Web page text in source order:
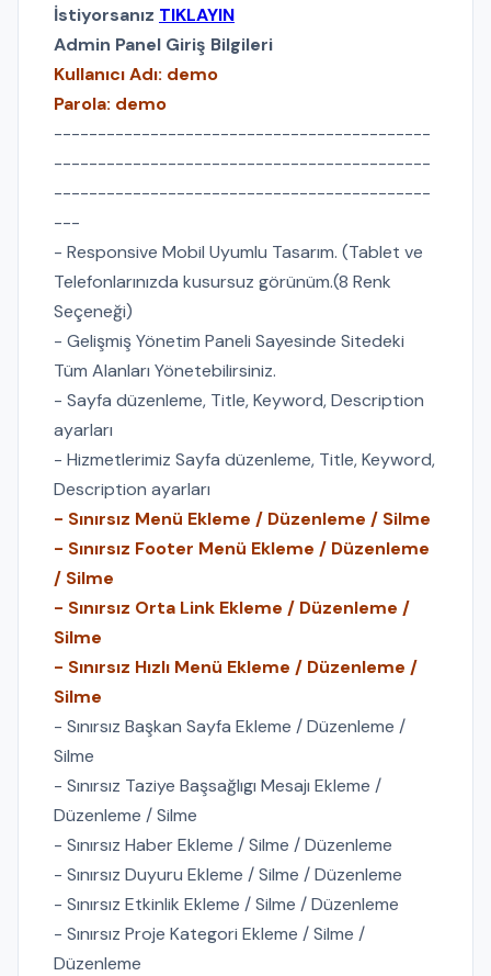
İstiyorsanız TIKLAYIN
Admin Panel Giriş Bilgileri
Kullanıcı Adı: demo
Parola: demo
-------------------------------------------
-------------------------------------------
-------------------------------------------
---
- Responsive Mobil Uyumlu Tasarım. (Tablet ve
Telefonlarınızda kusursuz görünüm.(8 Renk
Seçeneği)
- Gelişmiş Yönetim Paneli Sayesinde Sitedeki
Tüm Alanları Yönetebilirsiniz.
- Sayfa düzenleme, Title, Keyword, Description
ayarları
- Hizmetlerimiz Sayfa düzenleme, Title, Keyword,
Description ayarları
- Sınırsız Menü Ekleme / Düzenleme / Silme
- Sınırsız Footer Menü Ekleme / Düzenleme
/ Silme
- Sınırsız Orta Link Ekleme / Düzenleme /
Silme
- Sınırsız Hızlı Menü Ekleme / Düzenleme /
Silme
- Sınırsız Başkan Sayfa Ekleme / Düzenleme /
Silme
- Sınırsız Taziye Başsağlıgı Mesajı Ekleme /
Düzenleme / Silme
- Sınırsız Haber Ekleme / Silme / Düzenleme
- Sınırsız Duyuru Ekleme / Silme / Düzenleme
- Sınırsız Etkinlik Ekleme / Silme / Düzenleme
- Sınırsız Proje Kategori Ekleme / Silme /
Düzenleme